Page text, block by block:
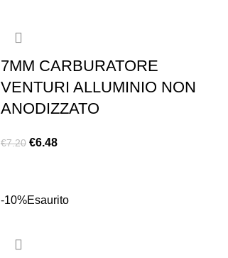
7MM CARBURATORE
VENTURI ALLUMINIO NON
ANODIZZATO
€7.20 €6.48
-10%Esaurito